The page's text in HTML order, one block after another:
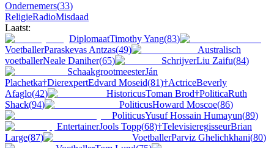
Ondernemers(33)
ReligieRadioMisdaad
Laatst:
DiplomaatTimothy Yang(83)
VoetballerParaskevas Antzas(49)
Australisch
voetballerNeale Daniher(65) SchrijverLiu Zaifu(84)
SchaakgrootmeesterJán
Plachetka†DierexpertEdvard Moseid(81)†ActriceBeverly
Afaglo(42) HistoricusToman Brod†PoliticaRuth
Shack(94) PoliticusHoward Moscoe(86)
PoliticusYusuf Hossain Humayun(89)
EntertainerJools Topp(68)†TelevisieregisseurBrian
Large(87) VoetballerParviz Ghelichkhani(80)